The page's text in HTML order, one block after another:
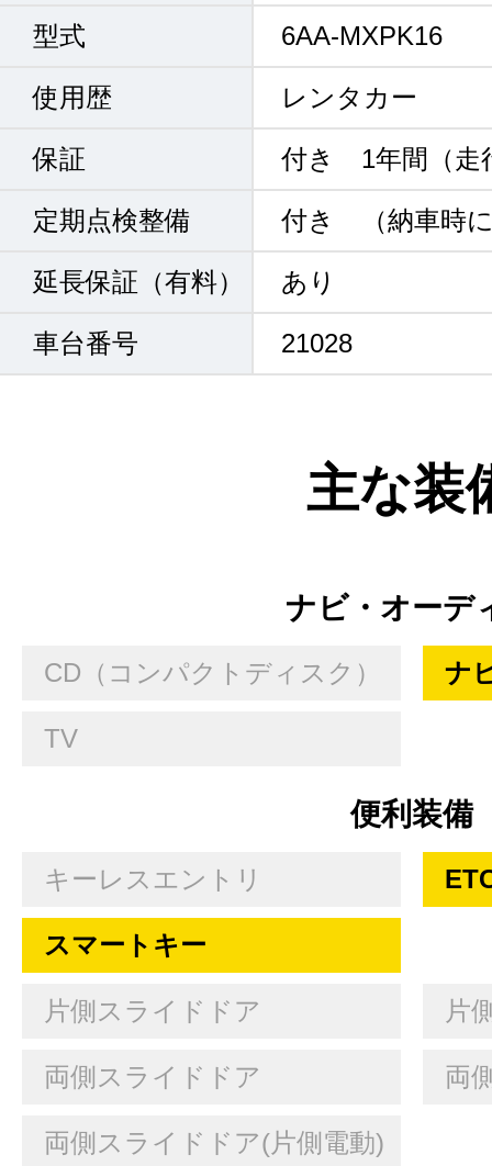
型式 6AA-MXPK16
使用歴 レンタカー
保証 付き 1年間（走
定期点検整備 付き （納車時
延長保証（有料） あり
車台番号 21028
主な装
ナビ・オーデ
CD（コンパクトディスク） ナ
TV
便利装備
キーレスエントリ
スマートキー
片側スライドドア 片
両側スライドドア 両
両側スライドドア(片側電動)